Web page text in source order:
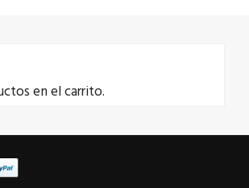
en el carrito.